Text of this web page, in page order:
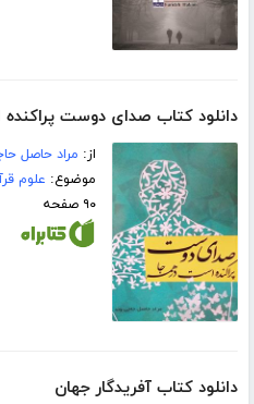
دانلود کتاب صدای دوست
از: مراد حاصل
موضوع: علوم
۹۰ صفحه
دانلود کتاب آفریدگار جهان